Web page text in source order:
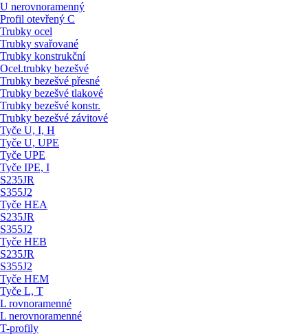
U nerovnoramenný
Profil otevřený C
Trubky ocel
Trubky svařované
Trubky konstrukční
Ocel.trubky bezešvé
Trubky bezešvé přesné
Trubky bezešvé tlakové
Trubky bezešvé konstr.
Trubky bezešvé závitové
Tyče U, I, H
Tyče U, UPE
Tyče UPE
Tyče IPE, I
S235JR
S355J2
Tyče HEA
S235JR
S355J2
Tyče HEB
S235JR
S355J2
Tyče HEM
Tyče L, T
L rovnoramenné
L nerovnoramenné
T-profily